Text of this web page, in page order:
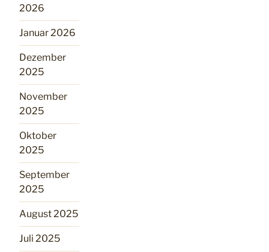
2026
Januar 2026
Dezember
2025
November
2025
Oktober
2025
September
2025
August 2025
Juli 2025